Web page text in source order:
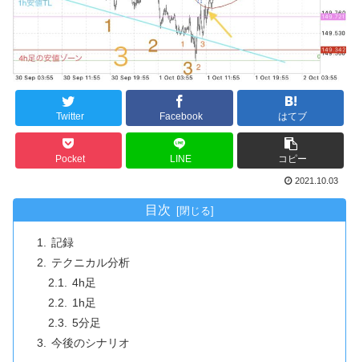
Twitter Facebook はてブ
Pocket LINE コピー
2021.10.03
目次
記録
テクニカル分析
4h足
1h足
5分足
今後のシナリオ